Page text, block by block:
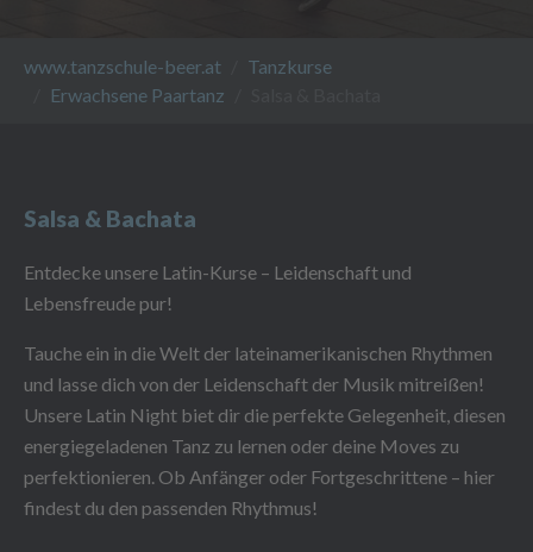
www.tanzschule-beer.at
Tanzkurse
Erwachsene Paartanz
Salsa & Bachata
Entdecke unsere Latin-Kurse – Leidenschaft und
Lebensfreude pur!
Tauche ein in die Welt der lateinamerikanischen Rhythmen
und lasse dich von der Leidenschaft der Musik mitreißen!
Unsere Latin Night biet dir die perfekte Gelegenheit, diesen
energiegeladenen Tanz zu lernen oder deine Moves zu
perfektionieren. Ob Anfänger oder Fortgeschrittene – hier
findest du den passenden Rhythmus!